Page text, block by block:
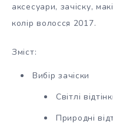
аксесуари, зачіску,
колір волосся 2017.
Зміст:
Вибір зачіски
Світлі
Природні